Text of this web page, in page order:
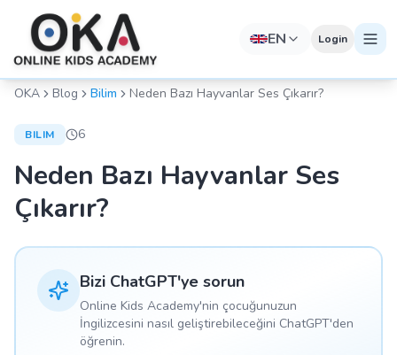
EN Login
OKA Blog Bilim Neden Bazı Hayvanlar Ses Çıkarır?
BILIM 6
Neden Bazı Hayvanlar Ses
Çıkarır?
Bizi ChatGPT'ye sorun
Online Kids Academy'nin çocuğunuzun
İngilizcesini nasıl geliştirebileceğini ChatGPT'den
öğrenin.